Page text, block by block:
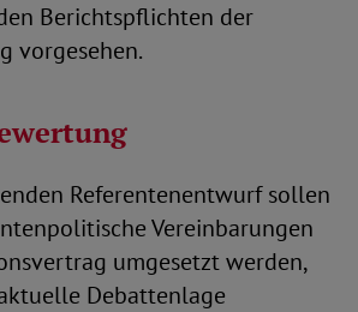
Berichtspflichten der
vorgesehen.
Referentenentwurf sollen
Vereinbarungen
umgesetzt werden,
Debattenlage